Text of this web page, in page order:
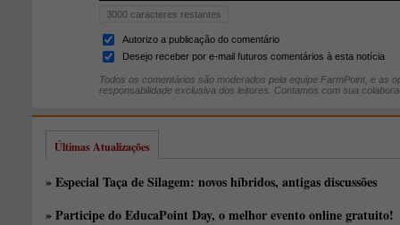
3000 caracteres restantes
Autorizo a publicação do comentário
Desejo receber por e-mail futuros comentários à esta notícia
Todos os comentários são moderados pela equipe FarmPoint, e as
responsabilidade exclusiva dos leitores. Contamos com sua
Últimas Atualizações
» Especial Taça de Silagem: novos híbridos, antigas discussões
» Participe do EducaPoint Day, o melhor evento online gratuito!